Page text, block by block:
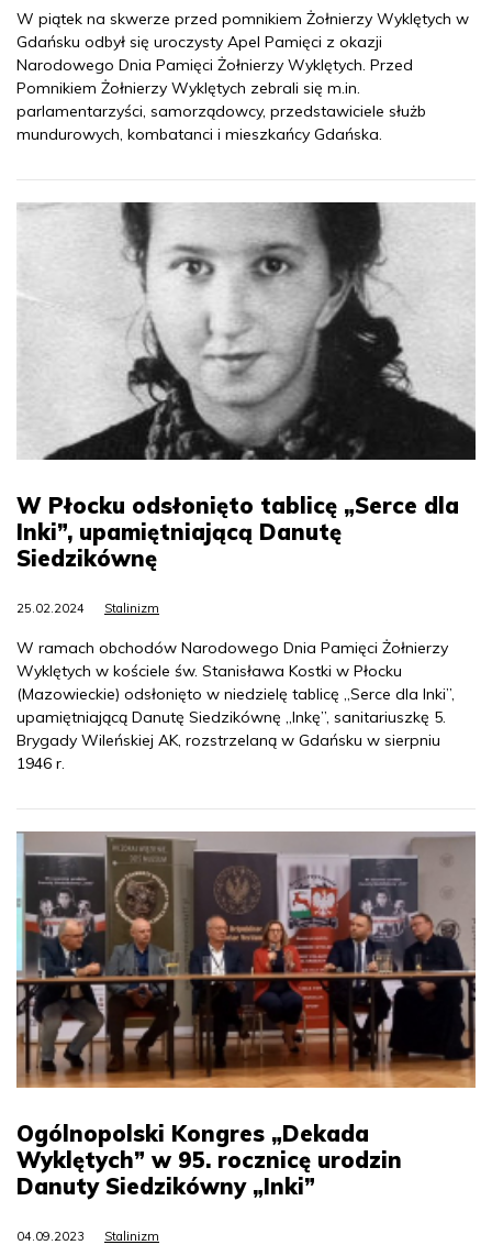
W piątek na skwerze przed pomnikiem Żołnierzy Wyklętych w
Gdańsku odbył się uroczysty Apel Pamięci z okazji
Narodowego Dnia Pamięci Żołnierzy Wyklętych. Przed
Pomnikiem Żołnierzy Wyklętych zebrali się m.in.
parlamentarzyści, samorządowcy, przedstawiciele służb
mundurowych, kombatanci i mieszkańcy Gdańska.
W Płocku odsłonięto tablicę „Serce dla
Inki”, upamiętniającą Danutę
Siedzikównę
25.02.2024 Stalinizm
W ramach obchodów Narodowego Dnia Pamięci Żołnierzy
Wyklętych w kościele św. Stanisława Kostki w Płocku
(Mazowieckie) odsłonięto w niedzielę tablicę „Serce dla Inki”,
upamiętniającą Danutę Siedzikównę „Inkę”, sanitariuszkę 5.
Brygady Wileńskiej AK, rozstrzelaną w Gdańsku w sierpniu
1946 r.
Ogólnopolski Kongres „Dekada
Wyklętych” w 95. rocznicę urodzin
Danuty Siedzikówny „Inki”
04.09.2023 Stalinizm